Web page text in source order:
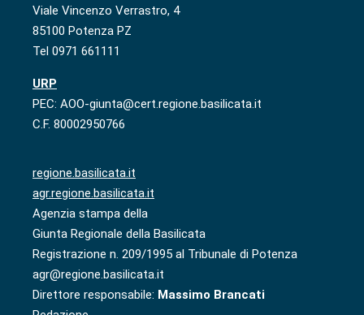
Viale Vincenzo Verrastro, 4
85100 Potenza PZ
Tel 0971 661111
URP
PEC: AOO-giunta@cert.regione.basilicata.it
C.F. 80002950766
regione.basilicata.it
agr.regione.basilicata.it
Agenzia stampa della
Giunta Regionale della Basilicata
Registrazione n. 209/1995 al Tribunale di Potenza
agr@regione.basilicata.it
Direttore responsabile: Massimo Brancati